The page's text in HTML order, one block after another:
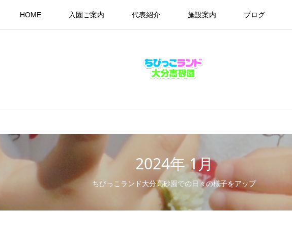
HOME 入園ご案内 代表紹介 施設案内 ブログ
2024年 1月
ちびっこランド大分高砂園での日々の様子をアップ